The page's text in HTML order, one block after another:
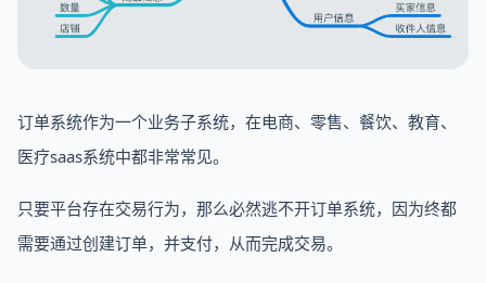
订单系统作为一个业务子系统，在电商、零售、餐饮、教育、
医疗saas系统中都非常常见。
只要平台存在交易行为，那么必然逃不开订单系统，因为终都
需要通过创建订单，并支付，从而完成交易。